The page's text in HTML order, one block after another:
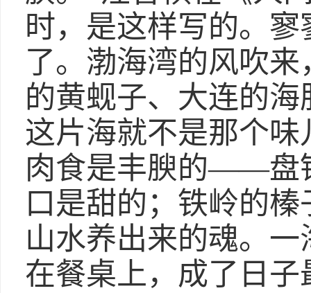
时，是这样写的。
了。渤海湾的风吹
的黄蚬子、大连的
这片海就不是那个
肉食是丰腴的——盘
口是甜的；铁岭的
山水养出来的魂。
在餐桌上，成了日